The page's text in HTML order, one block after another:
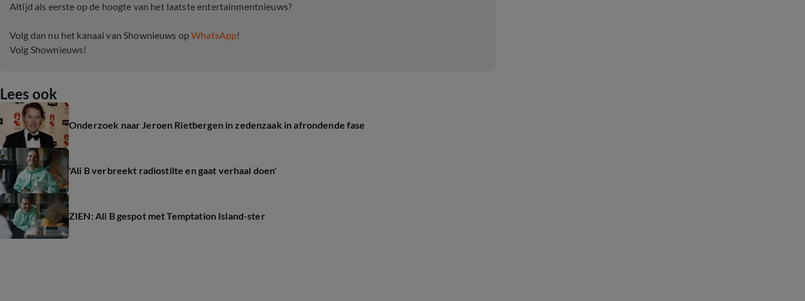
Altijd als eerste op de hoogte van het laatste entertainmentnieuws?
Volg dan nu het kanaal van Shownieuws opWhatsApp!
Volg Shownieuws!
Lees ook
Onderzoek naar Jeroen Rietbergen in zedenzaak in afrondende fase
'Ali B verbreekt radiostilte en gaat verhaal doen'
ZIEN: Ali B gespot met Temptation Island-ster